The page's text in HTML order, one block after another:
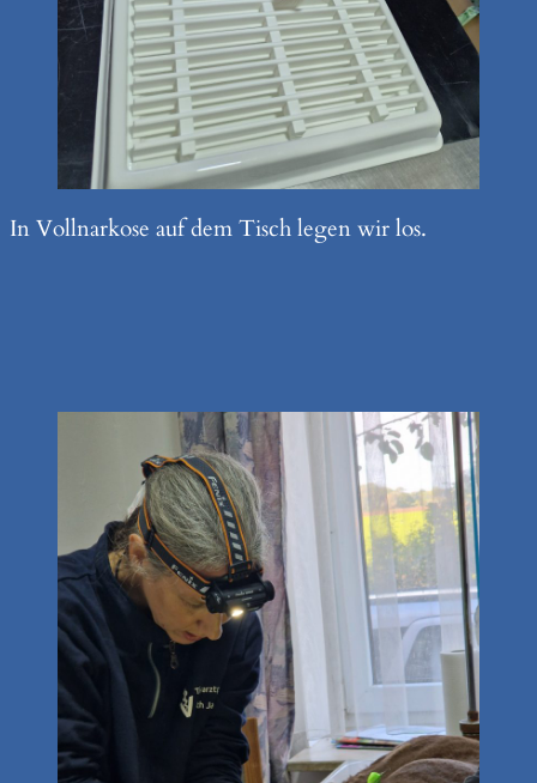
In Vollnarkose auf dem Tisch legen wir los.